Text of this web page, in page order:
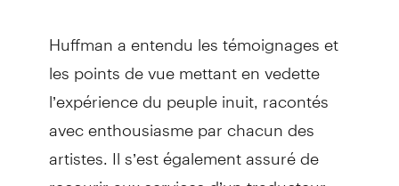
Huffman a entendu les témoignages et
les points de vue mettant en vedette
l’expérience du peuple inuit, racontés
avec enthousiasme par chacun des
artistes. Il s’est également assuré de